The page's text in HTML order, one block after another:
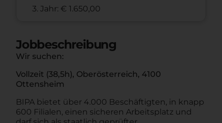
3. Jahr: € 1.650,00
Jobbeschreibung
Wir suchen:
Vollzeit (38,5h), Oberösterreich, 4100
Ottensheim
BIPA bietet über 4.000 Beschäftigten, in knapp
600 Filialen, einen sicheren Arbeitsplatz und